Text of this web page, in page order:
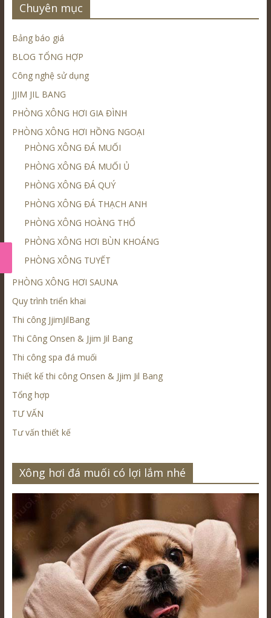
Chuyên mục
Bảng báo giá
BLOG TỔNG HỢP
Công nghệ sử dụng
JJIM JIL BANG
PHÒNG XÔNG HƠI GIA ĐÌNH
PHÒNG XÔNG HƠI HỒNG NGOẠI
PHÒNG XÔNG ĐÁ MUỐI
PHÒNG XÔNG ĐÁ MUỐI Ủ
PHÒNG XÔNG ĐÁ QUÝ
PHÒNG XÔNG ĐÁ THẠCH ANH
PHÒNG XÔNG HOÀNG THỔ
PHÒNG XÔNG HƠI BÙN KHOÁNG
PHÒNG XÔNG TUYẾT
PHÒNG XÔNG HƠI SAUNA
Quy trình triển khai
Thi công JjimJilBang
Thi Công Onsen & Jjim Jil Bang
Thi công spa đá muối
Thiết kế thi công Onsen & Jjim Jil Bang
Tổng hợp
TƯ VẤN
Tư vấn thiết kế
Xông hơi đá muối có lợi lắm nhé